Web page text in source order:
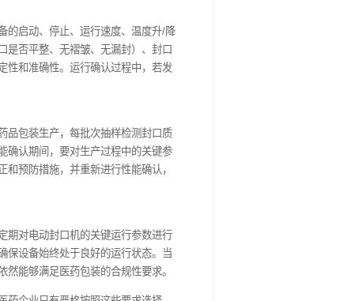
），明确清洁方法、清洁剂种类与浓度、清洁频率、清洁
残留检测可通过高效液相色谱（HPLC）、气相色谱（GC）
日剂量的千分之一）。微生物检测则采用表面擦拭法或接触
25cm²，无菌区域≤10CFU/25cm²）。每次清洁后，都
溯和管理。
求，包括设备的规格型号、技术参数是否与采购合同一致；
、稳定；随机附带的文件资料（如操作手册、维修手册、合
据。